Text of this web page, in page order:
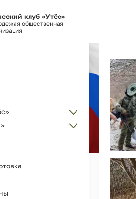
клуб «Утёс»
общественная